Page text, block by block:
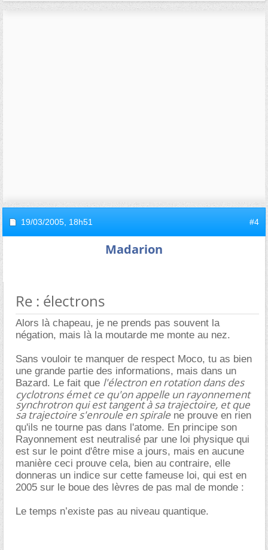
19/03/2005, 18h51 #4
Madarion
Re : électrons
Alors là chapeau, je ne prends pas souvent la
négation, mais là la moutarde me monte au nez.
Sans vouloir te manquer de respect Moco, tu as bien
une grande partie des informations, mais dans un
Bazard. Le fait que l'électron en rotation dans des
cyclotrons émet ce qu'on appelle un rayonnement
synchrotron qui est tangent à sa trajectoire, et que
sa trajectoire s'enroule en spirale ne prouve en rien
qu'ils ne tourne pas dans l'atome. En principe son
Rayonnement est neutralisé par une loi physique qui
est sur le point d'être mise a jours, mais en aucune
manière ceci prouve cela, bien au contraire, elle
donneras un indice sur cette fameuse loi, qui est en
2005 sur le boue des lèvres de pas mal de monde :
Le temps n’existe pas au niveau quantique.